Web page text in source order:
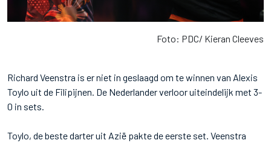
Foto: PDC/ Kieran Cleeves
Richard Veenstra is er niet in geslaagd om te winnen van Alexis
Toylo uit de Filipijnen. De Nederlander verloor uiteindelijk met 3-
0 in sets.
Toylo, de beste darter uit Azië pakte de eerste set. Veenstra